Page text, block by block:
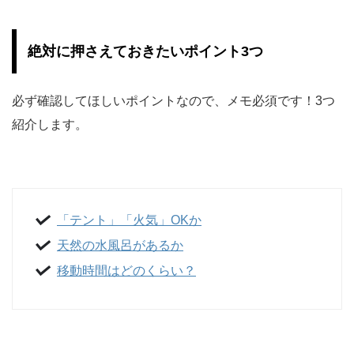
絶対に押さえておきたいポイント3つ
必ず確認してほしいポイントなので、メモ必須です！3つ
紹介します。
「テント」「火気」OKか
天然の水風呂があるか
移動時間はどのくらい？